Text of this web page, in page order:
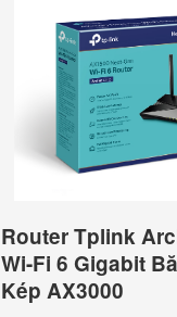
Router Tplink
Wi-Fi 6 Gigabit
Kép AX3000